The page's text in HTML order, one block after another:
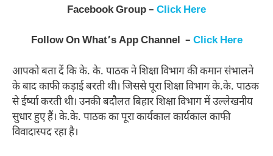
Facebook Group – Click Here
Follow On What’s App Channel – Click Here
आपको बता दें कि के. के. पाठक ने शिक्षा विभाग की कमान संभालने
के बाद काफी कड़ाई बरती थी। जिससे पूरा शिक्षा विभाग के.के. पाठक
से ईर्ष्या करती थी। उनकी बदौलत बिहार शिक्षा विभाग में उल्लेखनीय
सुधार हुए हैं। के.के. पाठक का पूरा कार्यकाल कार्यकाल काफी
विवादास्पद रहा है।